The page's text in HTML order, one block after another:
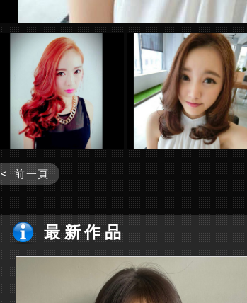
< 前一頁
最新作品